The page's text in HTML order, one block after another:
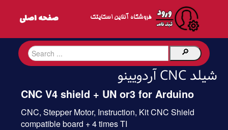
فروشگاه آنلاین اسکایتک
شیلد CNC آردویینو
CNC V4 shield + UN or3 for Arduino
CNC, Stepper Motor, Instruction, Kit CNC Shield
compatible board + 4 times TI